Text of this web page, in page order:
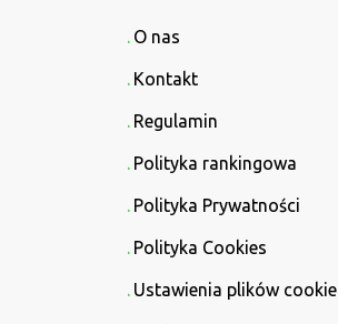
O nas
Kontakt
Regulamin
Polityka rankingowa
Polityka Prywatności
Polityka Cookies
Ustawienia plików cookie